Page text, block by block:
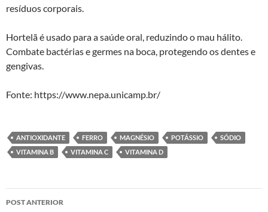
resíduos corporais.
Hortelã é usado para a saúde oral, reduzindo o mau hálito.
Combate bactérias e germes na boca, protegendo os dentes e
gengivas.
Fonte: https://www.nepa.unicamp.br/
ANTIOXIDANTE FERRO MAGNÉSIO POTÁSSIO
SÓDIO
VITAMINA B
VITAMINA C VITAMINA D
Navegação
POST ANTERIOR